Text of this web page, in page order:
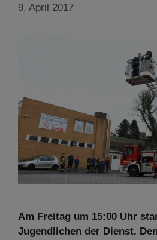
9. April 2017
Am Freitag um 15:00 Uhr
Jugendlichen der Dienst.